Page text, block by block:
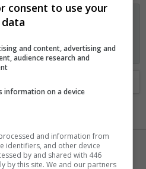
no Fórum Outer Space
o Fórum Outer Space e
. Veja os detalhesaqui.
consent to use your
data
and content, advertising and
audience research and
information on a device
and information from
identifiers, and other device
by and shared with 446
by this site. We and our partners